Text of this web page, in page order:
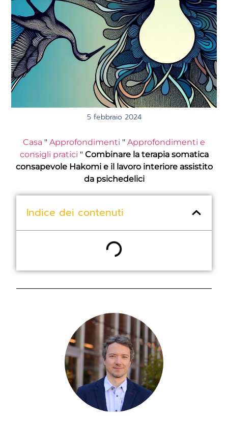
5 febbraio 2024
Casa " Approfondimenti " Approfondimenti e
consigli pratici " Combinare la terapia somatica
consapevole Hakomi e il lavoro interiore assistito
da psichedelici
Indice dei contenuti